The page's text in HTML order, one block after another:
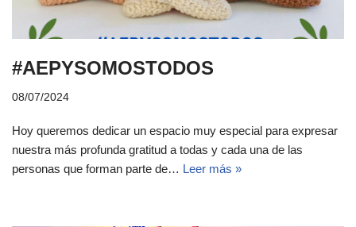
#AEPYSOMOSTODOS
08/07/2024
Hoy queremos dedicar un espacio muy especial para expresar
nuestra más profunda gratitud a todas y cada una de las
personas que forman parte de… Leer más »